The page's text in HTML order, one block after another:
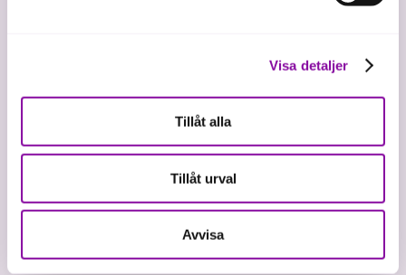
Visa detaljer
Tillåt alla
Tillåt urval
Avvisa
Våra tjänster
Riskkapital
Affärsutveckling
Kunskap och inspiration